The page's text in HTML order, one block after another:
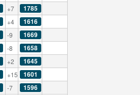
+7 1785
+4 1616
-9 1669
-8 1658
+2 1645
+15 1601
-7 1596